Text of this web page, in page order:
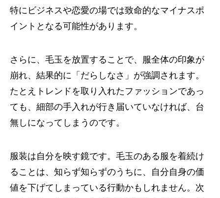
特にビジネスや恋愛の場では致命的なマイナスポ
イントとなる可能性があります。
さらに、毛玉を放置することで、服全体の印象が
崩れ、結果的に「だらしなさ」が強調されます。
たとえトレンドを取り入れたファッションであっ
ても、細部の手入れが行き届いていなければ、台
無しになってしまうのです。
服装は自分を映す鏡です。毛玉のある服を着続け
ることは、知らず知らずのうちに、自分自身の価
値を下げてしまっている行動かもしれません。次